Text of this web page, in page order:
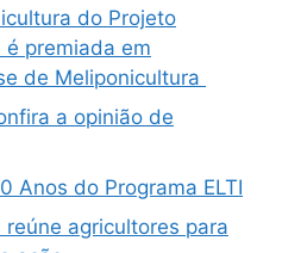
do Projeto
é premiada em
de Meliponicultura
a opinião de
Anos do Programa ELTI
agricultores para